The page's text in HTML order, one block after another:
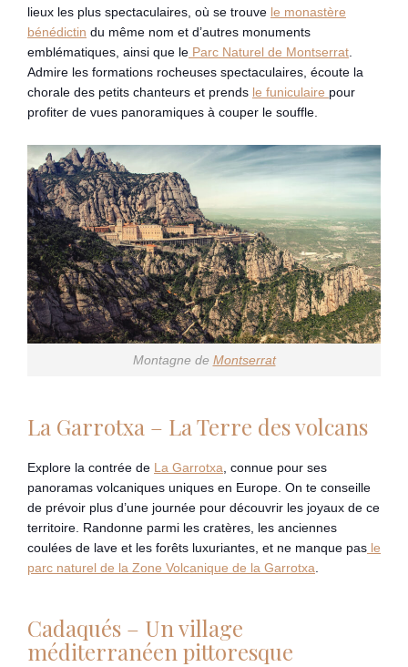
lieux les plus spectaculaires, où se trouve le monastère
bénédictin du même nom et d’autres monuments
emblématiques, ainsi que le Parc Naturel de Montserrat
Admire les formations rocheuses spectaculaires, écoute la
chorale des petits chanteurs et prends le funiculaire pour
profiter de vues panoramiques à couper le souffle.
Montagne de Montserrat
La Garrotxa – La Terre des volcans
Explore la contrée de La Garrotxa , connue pour ses
panoramas volcaniques uniques en Europe. On te conseille
de prévoir plus d’une journée pour découvrir les joyaux de ce
territoire. Randonne parmi les cratères, les anciennes
coulées de lave et les forêts luxuriantes, et ne manque pas le
parc naturel de la Zone Volcanique de la Garrotxa
Cadaqués – Un village
méditerranéen pittoresque